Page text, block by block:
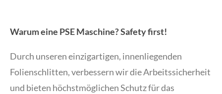
Warum eine PSE Maschine? Safety first!
Durch unseren einzigartigen, innenliegenden
Folienschlitten, verbessern wir die Arbeitssicherheit
und bieten höchstmöglichen Schutz für das